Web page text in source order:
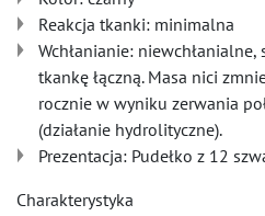
Reakcja tkanki: minimalna
Wchłanianie:
tkankę łączną. Masa nici
rocznie w wyniku zerwania
(działanie hydrolityczne).
Prezentacja: Pudełko z 12
Charakterystyka